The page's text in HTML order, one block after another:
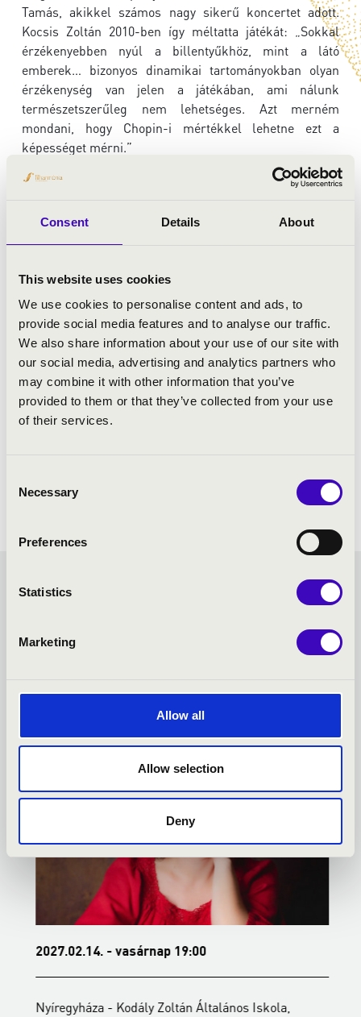
Consent Details About
This website uses cookies
We use cookies to personalise content and ads, to
provide social media features and to analyse our traffic.
We also share information about your use of our site with
our social media, advertising and analytics partners who
may combine it with other information that you’ve
provided to them or that they’ve collected from your use
of their services.
Selection
Necessary
Preferences
Statistics
Marketing
Allow all
Allow selection
Deny
Tamás, akikkel számos nagy sikerű koncertet adott.
Kocsis Zoltán 2010-ben így méltatta játékát: „Sokkal
érzékenyebben nyúl a billentyűkhöz, mint a látó
emberek… bizonyos dinamikai tartományokban olyan
érzékenység van jelen a játékában, ami nálunk
természetszerűleg nem lehetséges. Azt merném
mondani, hogy Chopin-i mértékkel lehetne ezt a
képességet mérni.”
Ezen az estén ez a kivételes tehetségű művész hívja Önt
FILHARMÓNIA BÉRLET -
NYÍREGYHÁZA - TOVÁBBI
2027.02.14. - vasárnap 19:00
Nyíregyháza - Kodály Zoltán Általános Iskola,